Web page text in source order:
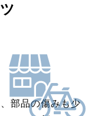
部品の傷みも少